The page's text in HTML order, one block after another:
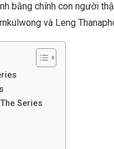
bằng chính con người
và Leng
Series